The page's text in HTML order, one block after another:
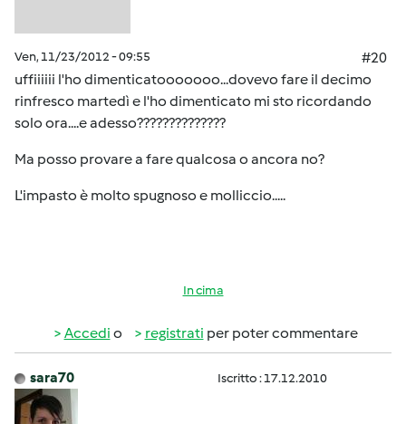
Ven, 11/23/2012 - 09:55
#20
uffiiiiii l'ho dimenticatooooooo...dovevo fare il decimo
rinfresco martedì e l'ho dimenticato mi sto ricordando
solo ora....e adesso??????????????
Ma posso provare a fare qualcosa o ancora no?
L'impasto è molto spugnoso e molliccio.....
In cima
Accedi o registrati per poter commentare
sara70 Iscritto : 17.12.2010